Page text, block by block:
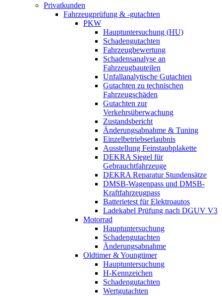
Privatkunden
Fahrzeugprüfung & -gutachten
PKW
Hauptuntersuchung (HU)
Schadengutachten
Fahrzeugbewertung
Schadensanalyse an
Fahrzeugbauteilen
Unfallanalytische Gutachten
Gutachten zu technischen
Fahrzeugschäden
Gutachten zur
Verkehrsüberwachung
Zustandsbericht
Änderungsabnahme & Tuning
Einzelbetriebserlaubnis
Ausstellung Feinstaubplakette
DEKRA Siegel für
Gebrauchtfahrzeuge
DEKRA Reparatur Stundensätze
DMSB-Wagenpass und DMSB-
Kraftfahrzeugpass
Batterietest für Elektroautos
Ladekabel Prüfung nach DGUV V3
Motorrad
Hauptuntersuchung
Schadengutachten
Änderungsabnahme
Oldtimer & Youngtimer
Hauptuntersuchung
H-Kennzeichen
Schadengutachten
Wertgutachten